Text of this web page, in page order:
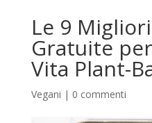
Le 9
Gratuite
Vita Plant-
Vegani | 0 commenti